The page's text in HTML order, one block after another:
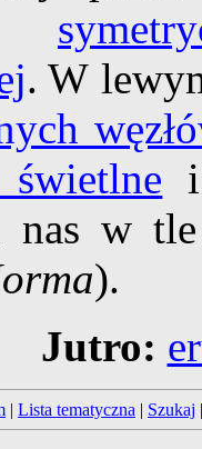
. W
w tle
).
Jutro:
| Lista tematyczna | Szukaj